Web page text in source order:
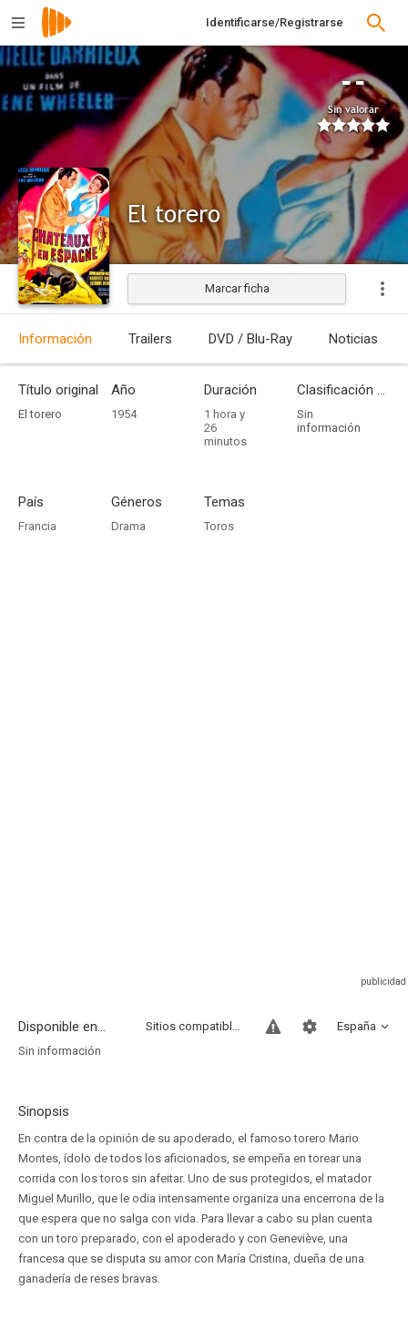
Identificarse/Registrarse
--
Sin valorar
El torero
Estrenada
Marcar ficha
Información Trailers DVD / Blu-Ray Noticias
Título original
El torero
Año
1954
Duración
1 hora y
26
minutos
Clasificación por edades
Sin
información
País
Francia
Géneros
Drama
Temas
Toros
Disponible en... España
Sitios compatibles
Sin información
Sinopsis
En contra de la opinión de su apoderado, el famoso torero Mario
Montes, ídolo de todos los aficionados, se empeña en torear una
corrida con los toros sin afeitar. Uno de sus protegidos, el matador
Miguel Murillo, que le odia intensamente organiza una encerrona de la
que espera que no salga con vida. Para llevar a cabo su plan cuenta
con un toro preparado, con el apoderado y con Geneviève, una
francesa que se disputa su amor con María Cristina, dueña de una
ganadería de reses bravas.